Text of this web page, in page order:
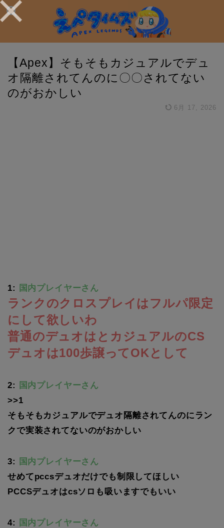
【Apex】そもそもカジュアルでデュ
オ隔離されてんのに〇〇されてない
のがおかしい
6月 17, 2026
1: 国内プレイヤーさん
ランクのクロスプレイはフルパ限定
にして欲しいわ
普通のデュオはとカジュアルのCS
デュオは100歩譲ってOKとして
2:
国内プレイヤーさん
>>1
そもそもカジュアルでデュオ隔離されてんのにラン
クで実装されてないのがおかしい
3:
国内プレイヤーさん
せめてpccsデュオだけでも制限してほしい
PCCSデュオはcsソロも吸いますでもいい
4:
国内プレイヤーさん